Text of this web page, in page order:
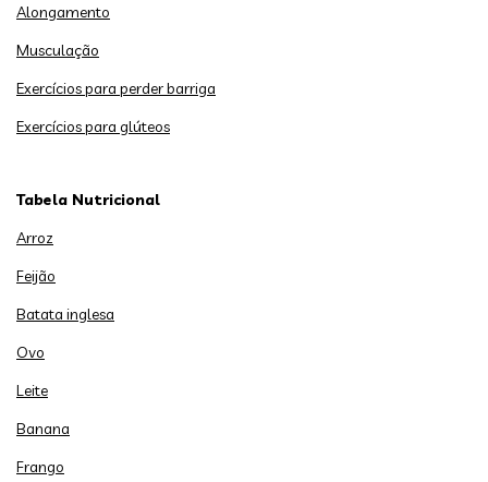
Alongamento
Musculação
Exercícios para perder barriga
Exercícios para glúteos
Tabela Nutricional
Arroz
Feijão
Batata inglesa
Ovo
Leite
Banana
Frango